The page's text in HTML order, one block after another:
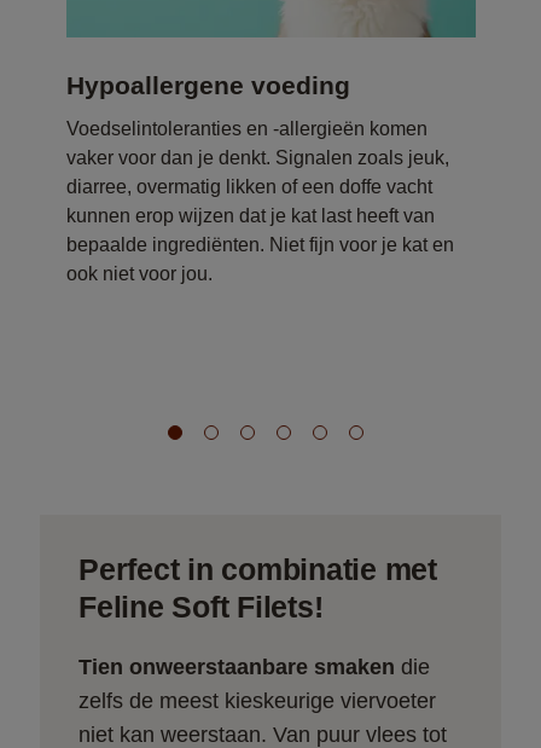
Hypoallergene voeding
Voedselintoleranties en -allergieën komen
vaker voor dan je denkt. Signalen zoals jeuk,
diarree, overmatig likken of een doffe vacht
kunnen erop wijzen dat je kat last heeft van
bepaalde ingrediënten. Niet fijn voor je kat en
ook niet voor jou.
Perfect in combinatie met
Feline Soft Filets!
Tien onweerstaanbare smaken die
zelfs de meest kieskeurige viervoeter
niet kan weerstaan. Van puur vlees tot